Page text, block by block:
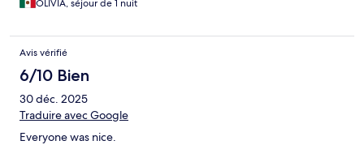
OLIVIA, séjour de 1 nuit
Avis vérifié
6/10 Bien
30 déc. 2025
Traduire avec Google
Everyone was nice.